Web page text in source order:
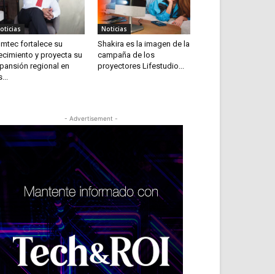
fortalece su
y proyecta su
regional en
Noticias
Shakira es la imagen de la
campaña de los
proyectores Lifestudio...
- Advertisement -